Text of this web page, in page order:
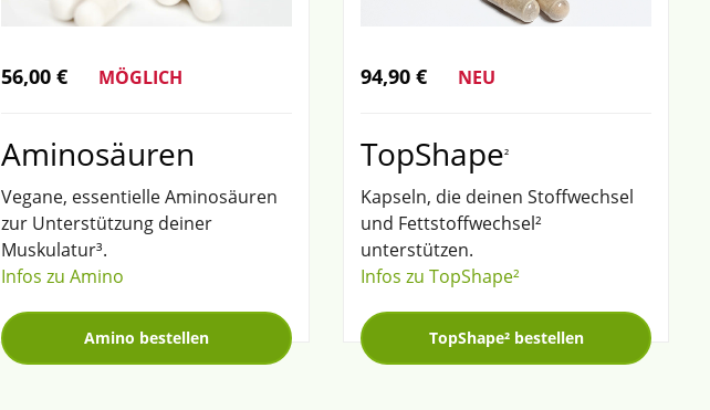
56,00 € MÖGLICH
Aminosäuren
Vegane, essentielle Aminosäuren
zur Unterstützung deiner
Muskulatur³.
Infos zu Amino
Amino bestellen
94,90 € NEU
TopShape²
Kapseln, die deinen Stoffwechsel
und Fettstoffwechsel²
unterstützen.
Infos zu TopShape²
TopShape² bestellen